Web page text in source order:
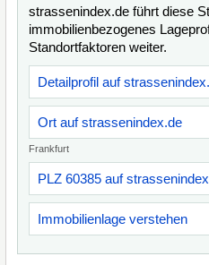
strassenindex.de führt diese
immobilienbezogenes
Standortfaktoren weiter.
Detailprofil auf
Ort auf strassenindex.de
Frankfurt
PLZ 60385 auf
Immobilienlage verstehen